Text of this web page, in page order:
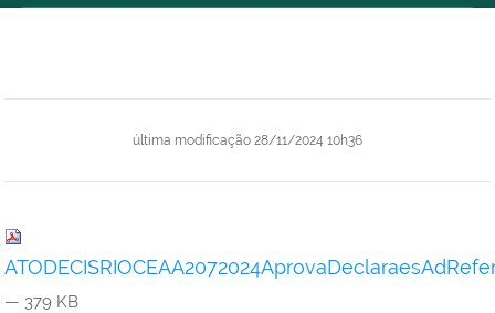
última modificação 28/11/2024 10h36
— 379 KB